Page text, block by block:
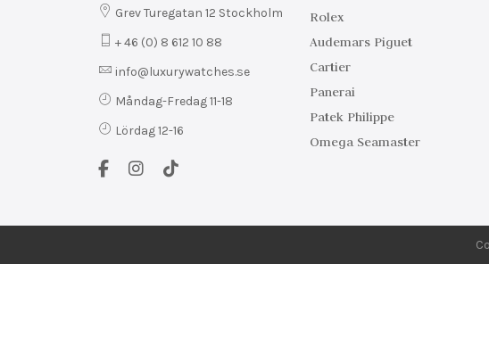
Grev Turegatan 12 Stockholm
+ 46 (0) 8 612 10 88
info@luxurywatches.se
Måndag-Fredag 11-18
Lördag 12-16
Rolex
Audemars Piguet
Cartier
Panerai
Patek Philippe
Omega Seamaster